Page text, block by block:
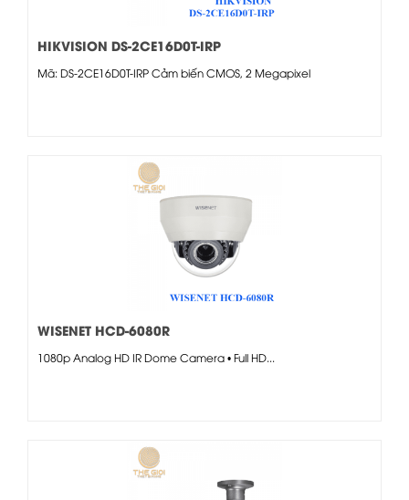
HIKVISION DS-2CE16D0T-IRP
Mã: DS-2CE16D0T-IRP Cảm biến CMOS, 2 Megapixel
WISENET HCD-6080R
1080p Analog HD IR Dome Camera • Full HD...